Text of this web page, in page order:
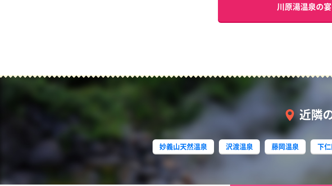
川原湯温泉の
近隣
妙義山天然温泉 沢渡温泉 藤岡温泉 下